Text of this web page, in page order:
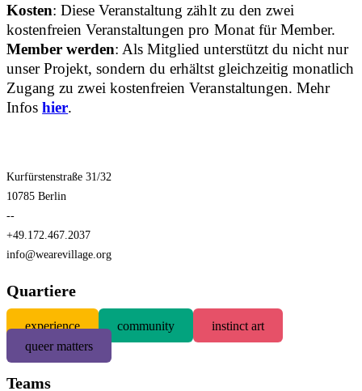
Kosten: Diese Veranstaltung zählt zu den zwei
kostenfreien Veranstaltungen pro Monat für Member.
Member werden: Als Mitglied unterstützt du nicht nur
unser Projekt, sondern du erhältst gleichzeitig monatlich
Zugang zu zwei kostenfreien Veranstaltungen. Mehr
Infoshier.
Kurfürstenstraße 31/32
10785 Berlin
--
+49.172.467.2037
info@wearevillage.org
Quartiere
experience community
instinct art
queer matters
Teams